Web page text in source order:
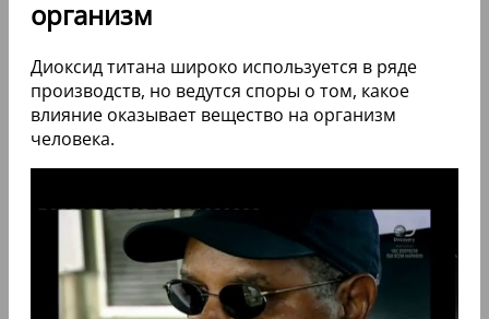
организм
Диоксид титана широко используется в ряде
производств, но ведутся споры о том, какое
влияние оказывает вещество на организм
человека.